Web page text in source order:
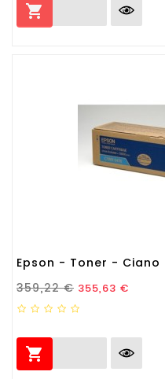

Epson - Toner - Ciano
Prezzo Standard
359,22 € Prezzo
355,63 €
